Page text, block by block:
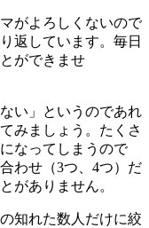
がよろしくないので
返しています。毎日
ができませ
い」というのであれ
みましょう。たくさ
なってしまうので
わせ（3つ、4つ）だ
がありません。
知れた数人だけに絞